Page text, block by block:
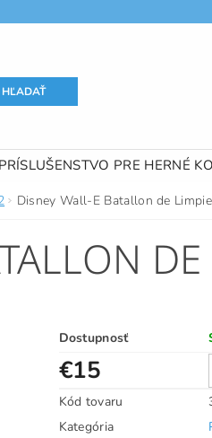
PRÍSLUŠENSTVO PRE HERNÉ
Disney Wall-E Batallon de
Dostupnosť
€15
Kód tovaru
Kategória